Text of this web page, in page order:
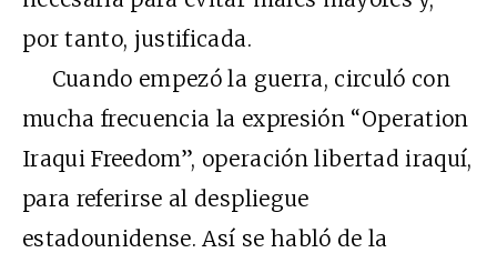
por tanto, justificada.
Cuando empezó la guerra, circuló con
mucha frecuencia la expresión “Operation
Iraqui Freedom”, operación libertad iraquí,
para referirse al despliegue
estadounidense. Así se habló de la